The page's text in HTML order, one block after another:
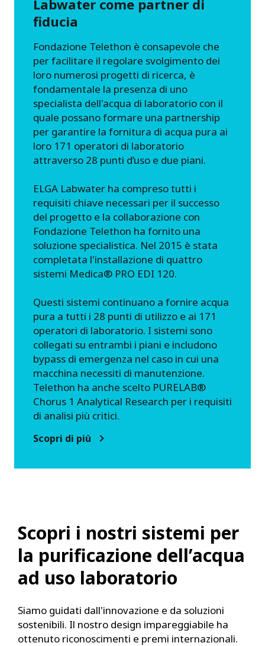
Labwater come partner di
fiducia
Fondazione Telethon è consapevole che
per facilitare il regolare svolgimento dei
loro numerosi progetti di ricerca, è
fondamentale la presenza di uno
specialista dell'acqua di laboratorio con il
quale possano formare una partnership
per garantire la fornitura di acqua pura ai
loro 171 operatori di laboratorio
attraverso 28 punti d’uso e due piani.
ELGA Labwater ha compreso tutti i
requisiti chiave necessari per il successo
del progetto e la collaborazione con
Fondazione Telethon ha fornito una
soluzione specialistica. Nel 2015 è stata
completata l'installazione di quattro
sistemi Medica®️ PRO EDI 120.
Questi sistemi continuano a fornire acqua
pura a tutti i 28 punti di utilizzo e ai 171
operatori di laboratorio. I sistemi sono
collegati su entrambi i piani e includono
bypass di emergenza nel caso in cui una
macchina necessiti di manutenzione.
Telethon ha anche scelto PURELAB®️
Chorus 1 Analytical Research per i requisiti
di analisi più critici.
Scopri di più
Scopri i nostri sistemi per
la purificazione dell’acqua
ad uso laboratorio
Siamo guidati dall'innovazione e da soluzioni
sostenibili. Il nostro design impareggiabile ha
ottenuto riconoscimenti e premi internazionali.